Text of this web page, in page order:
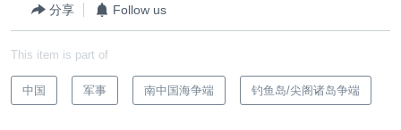
分享 Follow us
This item is part of
中国 军事 南中国海争端 钓鱼岛/尖阁诸岛争端